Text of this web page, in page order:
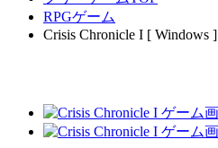
RPGゲーム
Crisis Chronicle I [ Windows ]